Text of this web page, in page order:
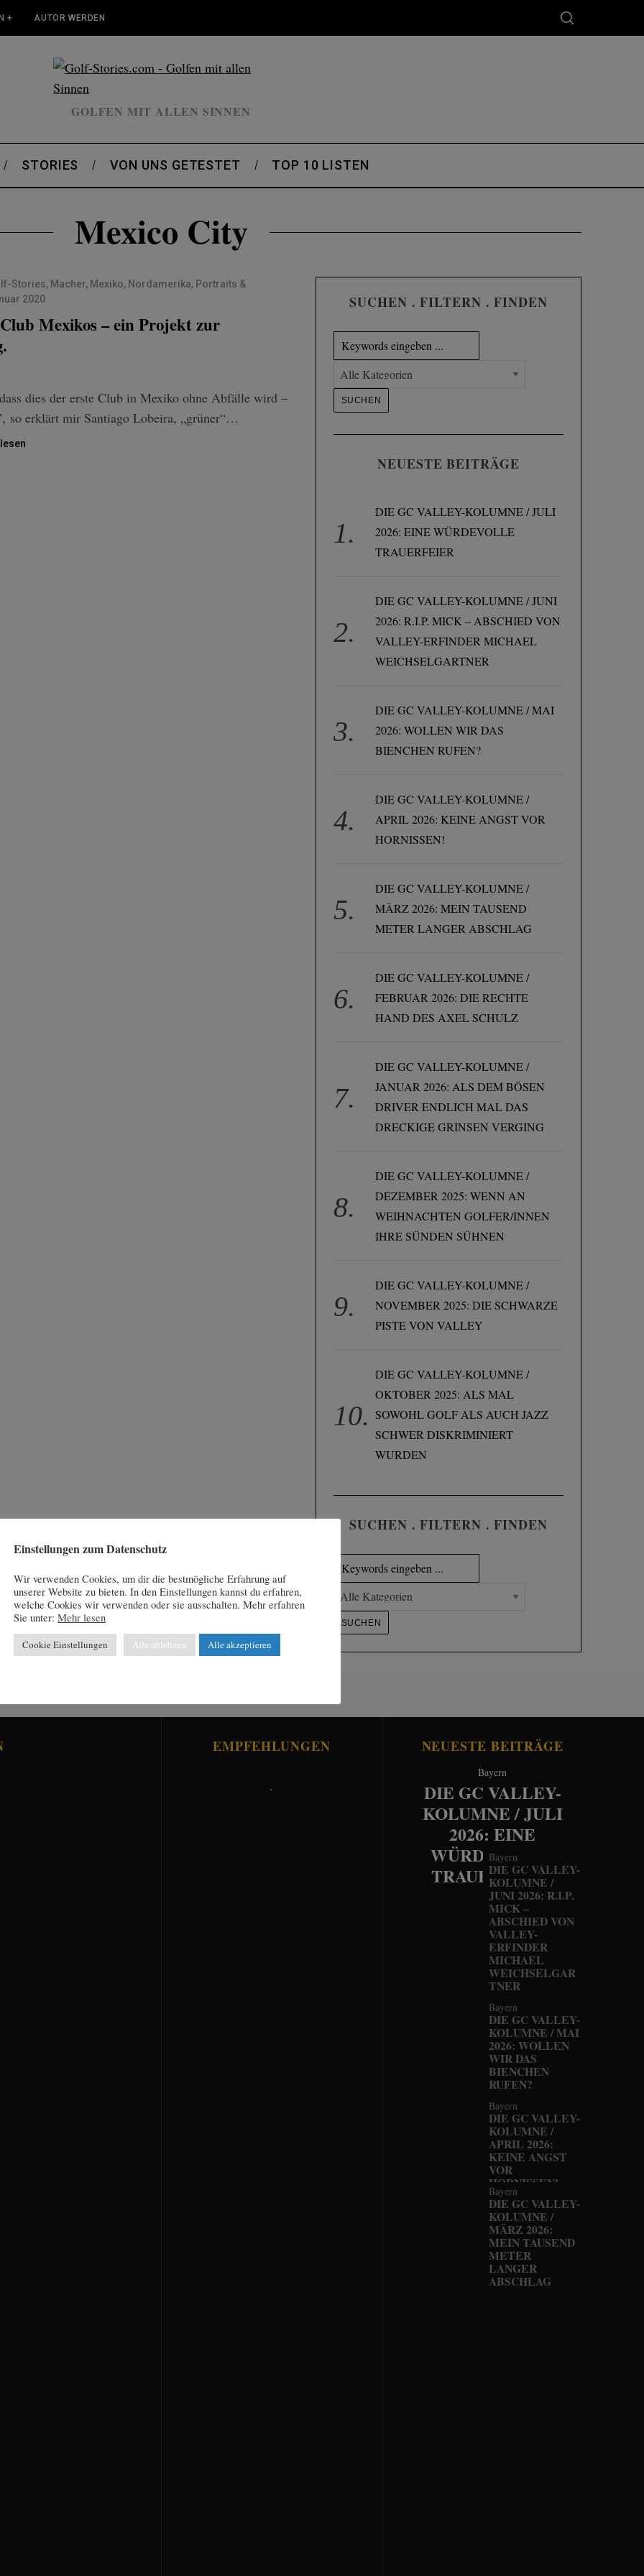
+ AUTOR WERDEN
GOLFEN MIT ALLEN SINNEN
STORIES VON UNS GETESTET TOP 10 LISTEN
Mexico City
Stories, Macher, Mexiko, Nordamerika, Portraits &
2020
Mexikos – ein Projekt zur
dies der erste Club in Mexiko ohne Abfälle wird –
so erklärt mir Santiago Lobeira, „grüner“…
SUCHEN . FILTERN . FINDEN
NEUESTE BEITRÄGE
DIE GC VALLEY-KOLUMNE / JULI
2026: EINE WÜRDEVOLLE
TRAUERFEIER
DIE GC VALLEY-KOLUMNE / JUNI
2026: R.I.P. MICK – ABSCHIED VON
VALLEY-ERFINDER MICHAEL
WEICHSELGARTNER
DIE GC VALLEY-KOLUMNE / MAI
2026: WOLLEN WIR DAS
BIENCHEN RUFEN?
DIE GC VALLEY-KOLUMNE /
APRIL 2026: KEINE ANGST VOR
HORNISSEN!
DIE GC VALLEY-KOLUMNE /
MÄRZ 2026: MEIN TAUSEND
METER LANGER ABSCHLAG
DIE GC VALLEY-KOLUMNE /
FEBRUAR 2026: DIE RECHTE
HAND DES AXEL SCHULZ
DIE GC VALLEY-KOLUMNE /
JANUAR 2026: ALS DEM BÖSEN
DRIVER ENDLICH MAL DAS
DRECKIGE GRINSEN VERGING
DIE GC VALLEY-KOLUMNE /
DEZEMBER 2025: WENN AN
WEIHNACHTEN GOLFER/INNEN
IHRE SÜNDEN SÜHNEN
DIE GC VALLEY-KOLUMNE /
NOVEMBER 2025: DIE SCHWARZE
PISTE VON VALLEY
DIE GC VALLEY-KOLUMNE /
OKTOBER 2025: ALS MAL
SOWOHL GOLF ALS AUCH JAZZ
SCHWER DISKRIMINIERT
WURDEN
SUCHEN . FILTERN . FINDEN
EMPFEHLUNGEN
.
NEUESTE BEITRÄGE
Bayern
DIE GC VALLEY-
KOLUMNE / JULI
2026: EINE
WÜRDEVOLLE
TRAUERFEIER
Bayern
DIE GC VALLEY-
KOLUMNE /
JUNI 2026: R.I.P.
MICK –
ABSCHIED VON
VALLEY-
ERFINDER
MICHAEL
WEICHSELGAR
TNER
Bayern
DIE GC VALLEY-
KOLUMNE / MAI
2026: WOLLEN
WIR DAS
BIENCHEN
RUFEN?
Bayern
DIE GC VALLEY-
KOLUMNE /
APRIL 2026:
KEINE ANGST
VOR
HORNISSEN!
Bayern
DIE GC VALLEY-
KOLUMNE /
MÄRZ 2026:
MEIN TAUSEND
METER
LANGER
ABSCHLAG
Einstellungen zum Datenschutz
Wir verwenden Cookies, um dir die bestmögliche Erfahrung auf
unserer Website zu bieten. In den Einstellungen kannst du erfahren,
welche Cookies wir verwenden oder sie ausschalten. Mehr erfahren
Sie unter: Mehr lesen
Cookie Einstellungen Alle ablehnen Alle akzeptieren